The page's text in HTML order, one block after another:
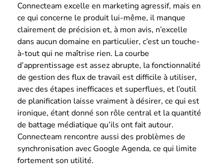
Connecteam excelle en marketing agressif, mais en
ce qui concerne le produit lui-même, il manque
clairement de précision et, à mon avis, n’excelle
dans aucun domaine en particulier, c’est un touche-
à-tout qui ne maîtrise rien. La courbe
d’apprentissage est assez abrupte, la fonctionnalité
de gestion des flux de travail est difficile à utiliser,
avec des étapes inefficaces et superflues, et l’outil
de planification laisse vraiment à désirer, ce qui est
ironique, étant donné son rôle central et la quantité
de battage médiatique qu’ils ont fait autour.
Connecteam rencontre aussi des problèmes de
synchronisation avec Google Agenda, ce qui limite
fortement son utilité.